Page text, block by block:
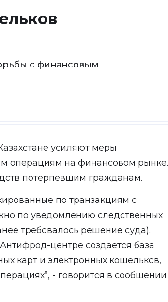
с финансовым
усиляют меры
операциям на финансовом рынке.
потерпевшим гражданам.
по транзакциям с
по уведомлению следственных
требовалось решение суда).
центре создается база
карт и электронных кошельков,
- говорится в сообщении